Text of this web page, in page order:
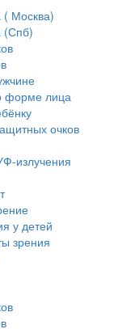
( Москва)
(Спб)
форме лица
очков
излучения
у детей
зрения